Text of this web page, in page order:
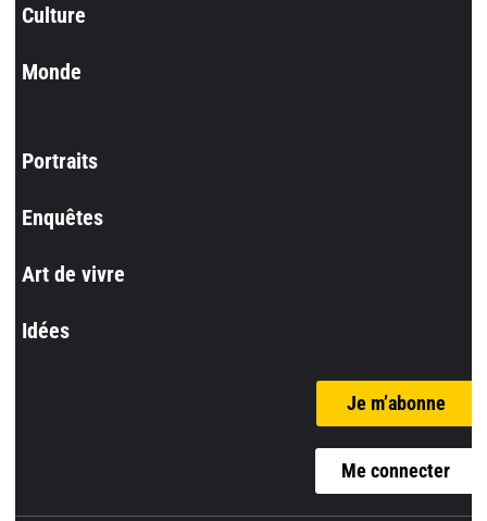
Culture
Monde
Portraits
Enquêtes
Art de vivre
Idées
Je m’abonne
Me connecter